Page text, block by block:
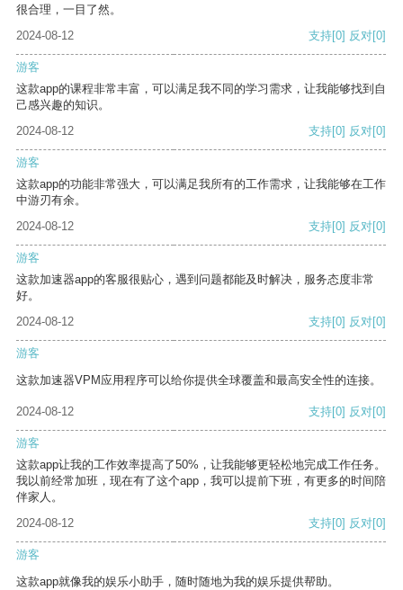
很合理，一目了然。
2024-08-12
支持[0] 反对[0]
游客
这款app的课程非常丰富，可以满足我不同的学习需求，让我能够找到自
己感兴趣的知识。
2024-08-12
支持[0] 反对[0]
游客
这款app的功能非常强大，可以满足我所有的工作需求，让我能够在工作
中游刃有余。
2024-08-12
支持[0] 反对[0]
游客
这款加速器app的客服很贴心，遇到问题都能及时解决，服务态度非常
好。
2024-08-12
支持[0] 反对[0]
游客
这款加速器VPM应用程序可以给你提供全球覆盖和最高安全性的连接。
2024-08-12 支持[0] 反对[0]
游客
这款app让我的工作效率提高了50%，让我能够更轻松地完成工作任务。
我以前经常加班，现在有了这个app，我可以提前下班，有更多的时间陪
伴家人。
2024-08-12
支持[0] 反对[0]
游客
这款app就像我的娱乐小助手，随时随地为我的娱乐提供帮助。